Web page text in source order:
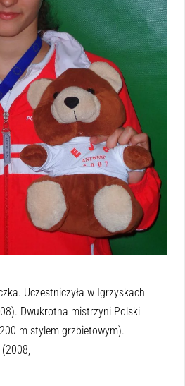
Uczestniczyła w Igrzyskach
Dwukrotna mistrzyni Polski
m stylem grzbietowym).